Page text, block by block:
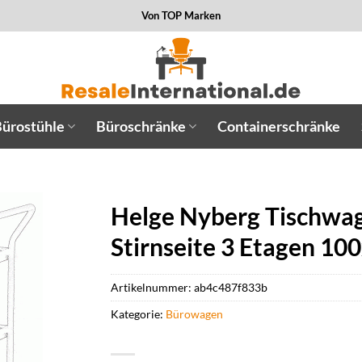
Von TOP Marken
Büroschränke Containerschränke
Helge Nyberg
Stirnseite 3 Etagen
Artikelnummer:ab4c487f833b
Kategorie: Bürowagen